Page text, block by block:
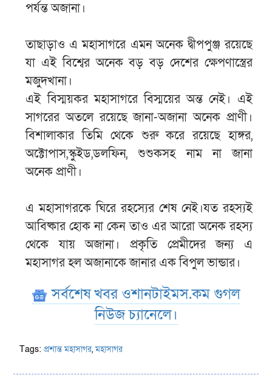
পর্যন্ত অজানা।
তাছাড়াও এ মহাসাগরে এমন অনেক দ্বীপপুঞ্জ রয়েছে
যা এই বিশ্বের অনেক বড় বড় দেশের ক্ষেপণাস্ত্রের
মজুদখানা।
এই বিস্ময়কর মহাসাগরে বিস্ময়ের অন্ত নেই। এই
সাগরের অতলে রয়েছে জানা-অজানা অনেক প্রাণী।
বিশালাকার তিমি থেকে শুরু করে রয়েছে হাঙ্গর,
অক্টোপাস,স্কুইড,ডলফিন, শুশুকসহ নাম না জানা
অনেক প্রাণী।
এ মহাসাগরকে ঘিরে রহস্যের শেষ নেই।যত রহস্যই
আবিষ্কার হোক না কেন তাও এর আরো অনেক রহস্য
থেকে যায় অজানা। প্রকৃতি প্রেমীদের জন্য এ
মহাসাগর হল অজানাকে জানার এক বিপুল ভান্ডার।
সর্বশেষ খবর ওশানটাইমস.কম গুগল
নিউজ চ্যানেলে।
Tags:প্রশান্ত মহাসাগর,মহাসাগর